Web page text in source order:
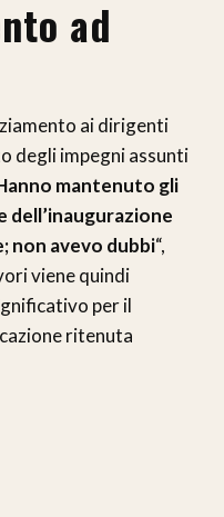
ad
ai dirigenti
degli impegni assunti
mantenuto gli
dell’inaugurazione
non avevo dubbi“,
viene quindi
per il
ritenuta